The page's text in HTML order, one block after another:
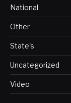
National
Other
State's
Uncategorized
Video